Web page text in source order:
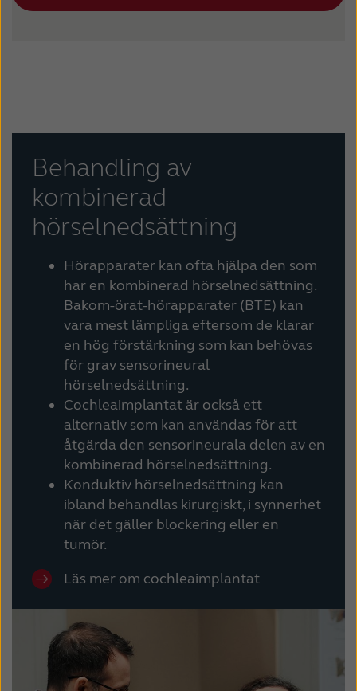
Behandling av
kombinerad
hörselnedsättning
Hörapparater kan ofta hjälpa den som
har en kombinerad hörselnedsättning.
Bakom-örat-hörapparater (BTE) kan
vara mest lämpliga eftersom de klarar
en hög förstärkning som kan behövas
för grav sensorineural
hörselnedsättning.
Cochleaimplantat är också ett
alternativ som kan användas för att
åtgärda den sensorineurala delen av en
kombinerad hörselnedsättning.
Konduktiv hörselnedsättning kan
ibland behandlas kirurgiskt, i synnerhet
när det gäller blockering eller en
tumör.
Läs mer om cochleaimplantat